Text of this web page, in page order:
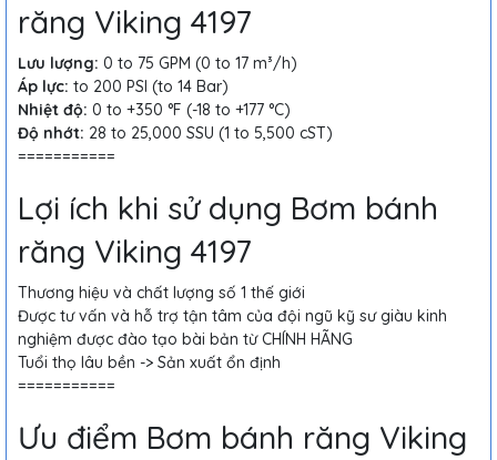
răng Viking 4197
Lưu lượng: 0 to 75 GPM (0 to 17 m³/h)
Áp lực: to 200 PSI (to 14 Bar)
Nhiệt độ: 0 to +350 °F (-18 to +177 °C)
Độ nhớt: 28 to 25,000 SSU (1 to 5,500 cST)
===========
Lợi ích khi sử dụng Bơm bánh
răng Viking 4197
Thương hiệu và chất lượng số 1 thế giới
Được tư vấn và hỗ trợ tận tâm của đội ngũ kỹ sư giàu kinh
nghiệm được đào tạo bài bản từ CHÍNH HÃNG
Tuổi thọ lâu bền -> Sản xuất ổn định
===========
Ưu điểm Bơm bánh răng Viking